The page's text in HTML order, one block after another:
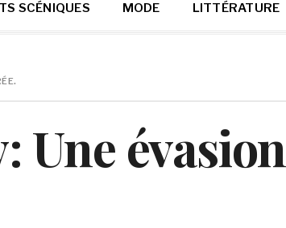
SCÉNIQUES MODE LITTÉRATURE
Une évasion